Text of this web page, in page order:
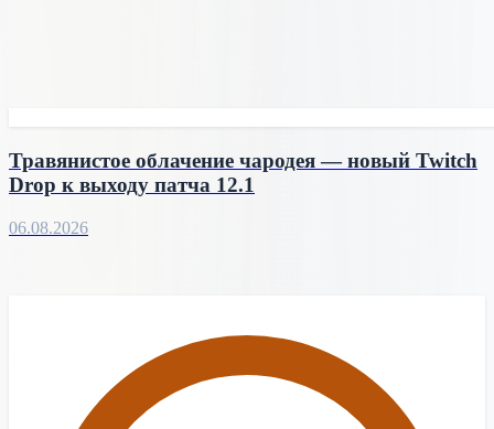
Травянистое облачение чародея — новый Twitch
Drop к выходу патча 12.1
06.08.2026